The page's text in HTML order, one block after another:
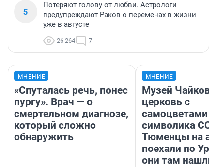
5
Потеряют голову от любви. Астрологи
предупреждают Раков о переменах в жизни
уже в августе
26 264 7
МНЕНИЕ
«Спуталась речь, понес
пургу». Врач — о
смертельном диагнозе,
который сложно
обнаружить
МНЕНИЕ
Музей
церковь с
самоцветами
символика
Тюменцы на
поехали по
они там нашли